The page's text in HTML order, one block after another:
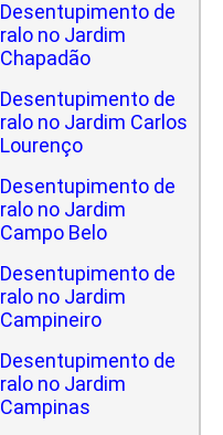
Desentupimento de
ralo no Jardim
Chapadão
Desentupimento de
ralo no Jardim Carlos
Lourenço
Desentupimento de
ralo no Jardim
Campo Belo
Desentupimento de
ralo no Jardim
Campineiro
Desentupimento de
ralo no Jardim
Campinas